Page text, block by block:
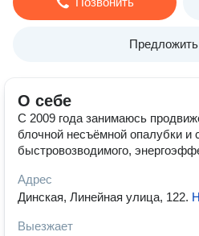
Предложить
О себе
С 2009 года занимаюсь
блочной несъёмной опалубки и
быстровозводимого,
Адрес
Динская, Линейная улица, 122.
Выезжает